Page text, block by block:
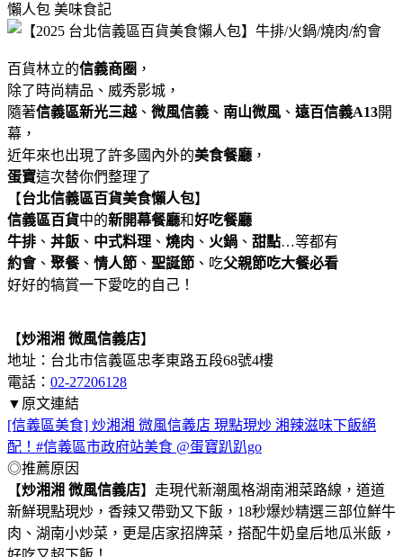
懶人包 美味食記
百貨林立的信義商圈 ，
除了時尚精品、威秀影城，
隨著信義區新光三越 、 微風信義 、 南山微風 、 遠百信義A13開
幕，
近年來也出現了許多國內外的美食餐廳 ，
蛋寶這次替你們整理了
【台北信義區百貨美食懶人包】
信義區百貨中的新開幕餐廳和好吃餐廳
牛排 、 丼飯 、 中式料理 、 燒肉 、 火鍋 、 甜點…等都有
約會、 聚餐、 情人節 、 聖誕節 、吃父親節吃大餐必看
好好的犒賞一下愛吃的自己！
【炒湘湘 微風信義店】
地址：台北市信義區忠孝東路五段68號4樓
電話： 02-27206128
▼原文連結
[信義區美食] 炒湘湘 微風信義店 現點現炒 湘辣滋味下飯絕
配！#信義區市政府站美食 @蛋寶趴趴go
◎推薦原因
【炒湘湘 微風信義店】走現代新潮風格湖南湘菜路線，道道
新鮮現點現炒，香辣又帶勁又下飯，18秒爆炒精選三部位鮮牛
肉、湖南小炒菜，更是店家招牌菜，搭配牛奶皇后地瓜米飯，